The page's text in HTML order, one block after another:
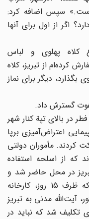
سپس اضافه کرد:
اگر از اول برای آنها
پهلوی و لباس
از تبریز، کلاه
دیگر برای نماز
گسترش داد.
در بالای تپة کنار شهر
اعتراض‌آمیزی برپا
مأموران دولتی
که از اسلحه استفاده
در محل حاضر شد و
ضمن مذاکره با آقای مدنی قول داد که ظرف 15 روز، کارخانه
مدنی به تبریز
شد که نباید در